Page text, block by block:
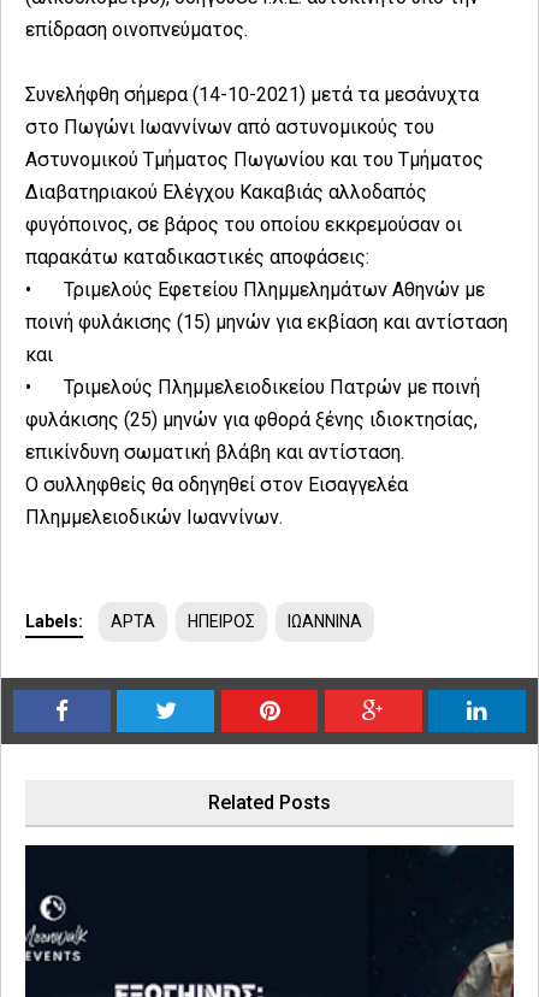
επίδραση οινοπνεύματος.
Συνελήφθη σήμερα (14-10-2021) μετά τα μεσάνυχτα
στο Πωγώνι Ιωαννίνων από αστυνομικούς του
Αστυνομικού Τμήματος Πωγωνίου και του Τμήματος
Διαβατηριακού Ελέγχου Κακαβιάς αλλοδαπός
φυγόποινος, σε βάρος του οποίου εκκρεμούσαν οι
παρακάτω καταδικαστικές αποφάσεις:
•
Τριμελούς Εφετείου Πλημμελημάτων Αθηνών με
ποινή φυλάκισης (15) μηνών για εκβίαση και αντίσταση
και
•
Τριμελούς Πλημμελειοδικείου Πατρών με ποινή
φυλάκισης (25) μηνών για φθορά ξένης ιδιοκτησίας,
επικίνδυνη σωματική βλάβη και αντίσταση.
Ο συλληφθείς θα οδηγηθεί στον Εισαγγελέα
Πλημμελειοδικών Ιωαννίνων.
Labels: ΑΡΤΑ ΗΠΕΙΡΟΣ ΙΩΑΝΝΙΝΑ
Related Posts